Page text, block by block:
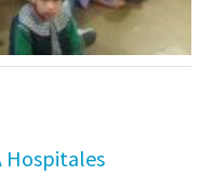
Hospitales